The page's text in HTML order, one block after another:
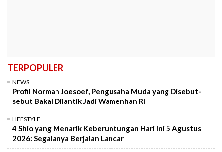
TERPOPULER
NEWS
Profil Norman Joesoef, Pengusaha Muda yang Disebut-
sebut Bakal Dilantik Jadi Wamenhan RI
LIFESTYLE
4 Shio yang Menarik Keberuntungan Hari Ini 5 Agustus
2026: Segalanya Berjalan Lancar